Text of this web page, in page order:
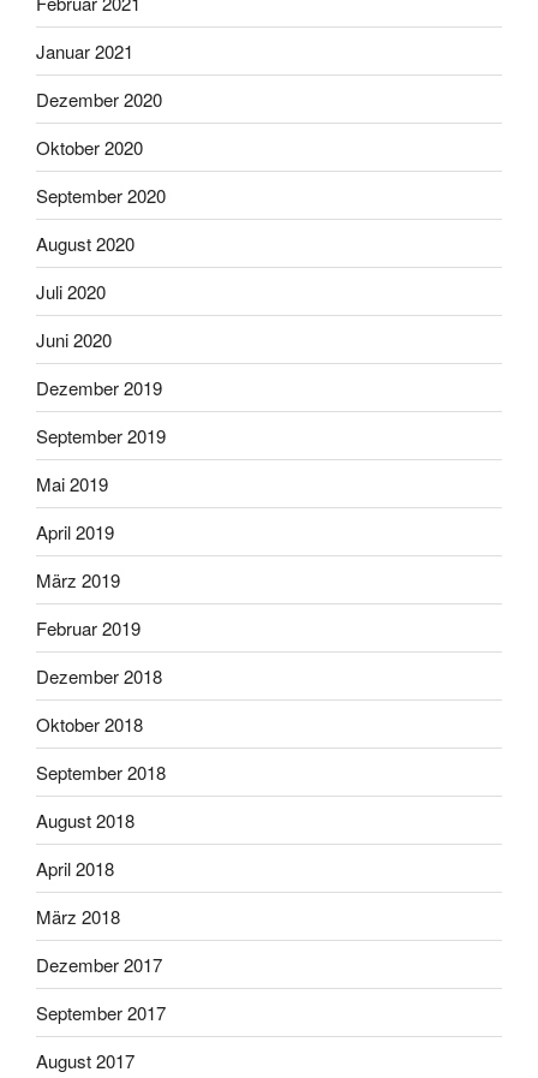
Januar 2021
Dezember 2020
Oktober 2020
September 2020
August 2020
Juli 2020
Juni 2020
Dezember 2019
September 2019
Mai 2019
April 2019
März 2019
Februar 2019
Dezember 2018
Oktober 2018
September 2018
August 2018
April 2018
März 2018
Dezember 2017
September 2017
August 2017